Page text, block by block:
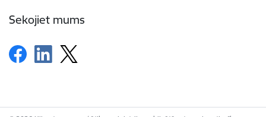
Sekojiet mums